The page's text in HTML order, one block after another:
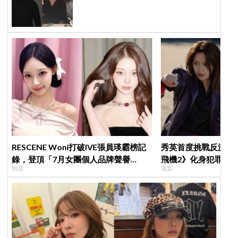
RESCENE Woni打破IVE張員瑛霸榜記
錄，登頂「7月女團個人品牌聲譽
榜」！魔性迷因「巨濟呀吼」全網瘋
傳、逆襲Melon第一
明星
秀英首度挑戰反
飛機2》化身犯罪
電影